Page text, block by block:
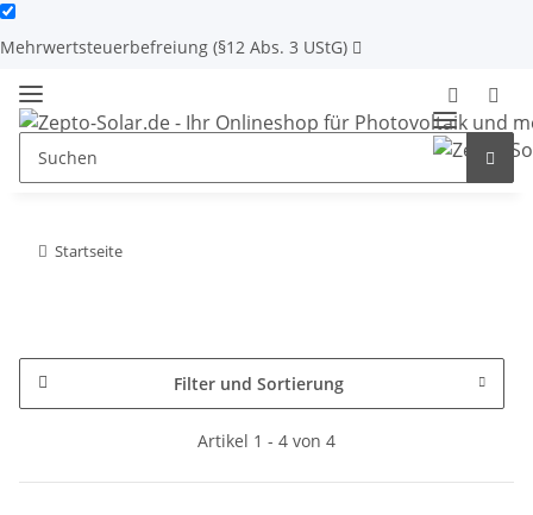
Mehrwertsteuerbefreiung (§12 Abs. 3 UStG)
Startseite
Filter und Sortierung
Artikel 1 - 4 von 4